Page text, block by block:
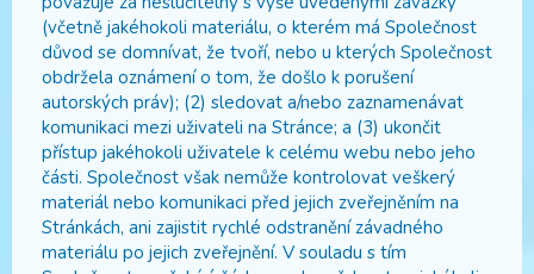
(včetně jakéhokoli materiálu, o kterém má Společnost
důvod se domnívat, že tvoří, nebo u kterých Společnost
obdržela oznámení o tom, že došlo k porušení
autorských práv); (2) sledovat a/nebo zaznamenávat
komunikaci mezi uživateli na Stránce; a (3) ukončit
přístup jakéhokoli uživatele k celému webu nebo jeho
části. Společnost však nemůže kontrolovat veškerý
materiál nebo komunikaci před jejich zveřejněním na
Stránkách, ani zajistit rychlé odstranění závadného
materiálu po jejich zveřejnění. V souladu s tím